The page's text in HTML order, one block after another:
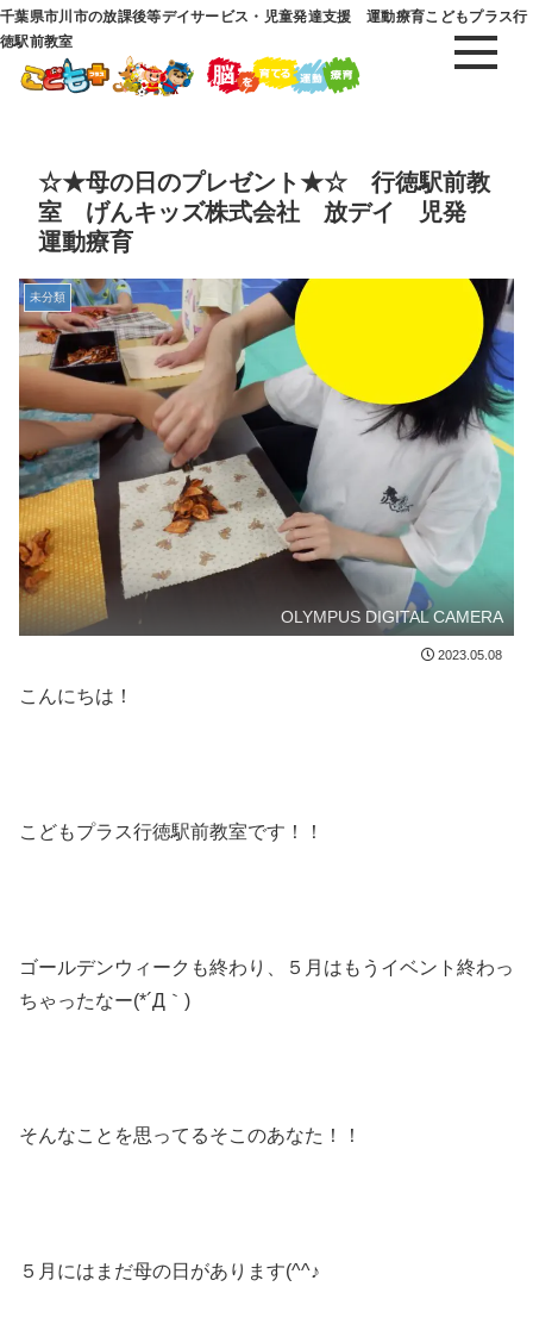
千葉県市川市の放課後等デイサービス・児童発達支援 運動療育こどもプラス行
徳駅前教室
☆★母の日のプレゼント★☆ 行徳駅前教
室 げんキッズ株式会社 放デイ 児発
運動療育
未分類
OLYMPUS DIGITAL CAMERA
2023.05.08
こんにちは！
こどもプラス行徳駅前教室です！！
ゴールデンウィークも終わり、５月はもうイベント終わっ
ちゃったなー(*´Д｀)
そんなことを思ってるそこのあなた！！
５月にはまだ母の日があります(^^♪